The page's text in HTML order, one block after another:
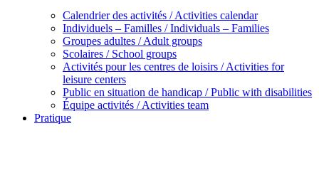
Calendrier des activités / Activities calendar
Individuels – Familles / Individuals – Families
Groupes adultes / Adult groups
Scolaires / School groups
Activités pour les centres de loisirs / Activities for
leisure centers
Public en situation de handicap / Public with disabilities
Équipe activités / Activities team
Pratique